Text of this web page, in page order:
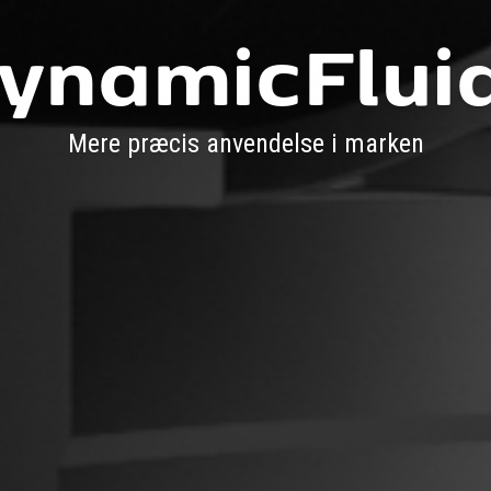
Mere præcis anvendelse i marken